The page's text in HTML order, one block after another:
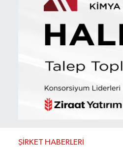
ŞIRKET HABERLERI
Şirket Haberleri
BIST 100 Isı Haritası